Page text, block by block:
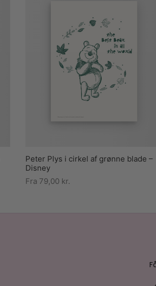
Peter Plys i cirkel af grønne blade –
Disney
Fra 79,00 kr.